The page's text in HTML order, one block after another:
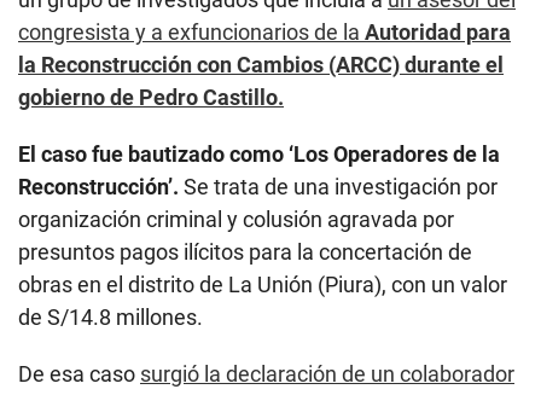
Reconstrucción’.
Se trata de una investigación por
organización criminal y colusión agravada por
presuntos pagos ilícitos para la concertación de
obras en el distrito de La Unión (Piura), con un valor
de S/14.8 millones.
De esa caso
surgió la declaración de un colaborador
eficaz
que vinculó al legislador con supuestos
sobornos. Así, ese mismo mes, la Fiscalía de la
Nación inició una investigación preliminar al
agravado.